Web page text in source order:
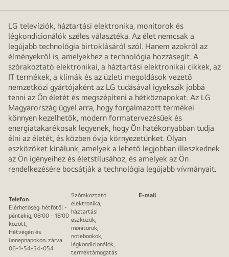
LG televíziók, háztartási elektronika, monitorok és
légkondicionálók széles választéka. Az élet nemcsak a
legújabb technológia birtoklásáról szól. Hanem azokról az
élményekről is, amelyekhez a technológia hozzásegít. A
szórakoztató elektronikai, a háztartási elektronikai cikkek, az
IT termékek, a klímák és az üzleti megoldások vezető
nemzetközi gyártójaként az LG tudásával igyekszik jobbá
tenni az Ön életét és megszépíteni a hétköznapokat. Az LG
Magyarország ügyel arra, hogy forgalmazott termékei
könnyen kezelhetők, modern formatervezésűek és
energiatakarékosak legyenek, hogy Ön hatékonyabban tudja
élni az életét, és közben óvja környezetünket. Olyan
eszközöket kínálunk, amelyek a lehető legjobban illeszkednek
az Ön igényeihez és életstílusához, és amelyek az Ön
rendelkezésére bocsátják a technológia legújabb vívmányait.
Telefon
Elérhetőség: hétfőtől -
péntekig, 08:00 - 18:00
között,
Hétvégén és
ünnepnapokon: zárva
06-1-54-54-054
Szórakoztató
elektronika,
háztartási
eszközök,
monitorok,
notebookok,
légkondicionálók,
terméktámogatás
E-mail